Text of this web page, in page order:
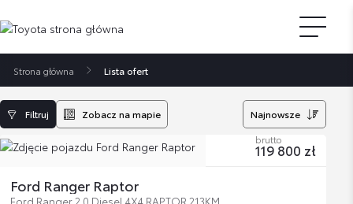
Strona główna Lista ofert
Filtruj Zobacz na mapie Najnowsze
Ford Ranger Raptor
Ford Ranger 2.0 Diesel 4X4 RAPTOR 213KM
brutto
119 800 zł